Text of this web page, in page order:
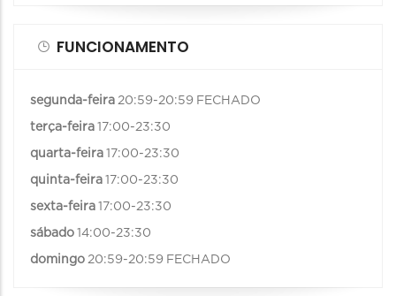
FUNCIONAMENTO
segunda-feira 20:59-20:59 FECHADO
terça-feira 17:00-23:30
quarta-feira 17:00-23:30
quinta-feira 17:00-23:30
sexta-feira 17:00-23:30
sábado 14:00-23:30
domingo 20:59-20:59 FECHADO